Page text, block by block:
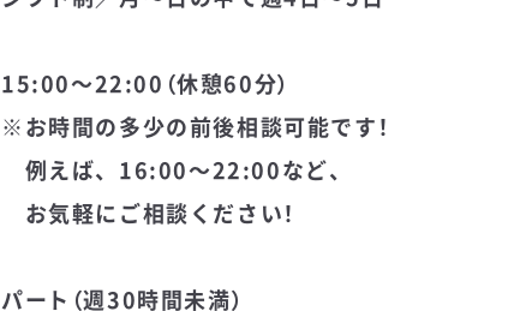
15:00～22:00（休憩60分）
※お時間の多少の前後相談可能です！
例えば、16:00～22:00など、
お気軽にご相談ください！
パート（週30時間未満）